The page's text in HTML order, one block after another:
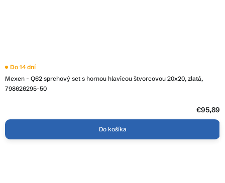
Mexen - Q62 sprchový set s hornou hlavicou štvorcovou 20x20, zlatá,
798626295-50
Do 14 dní
€95,89
Do košíka